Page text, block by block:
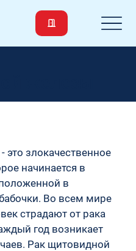
злокачественное
начинается в
в
Во всем мире
страдают от рака
год возникает
Рак щитовидной